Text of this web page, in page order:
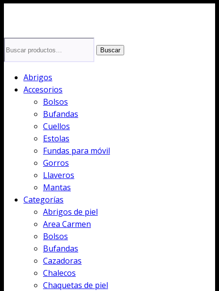
por:
Buscar
Abrigos
Accesorios
Bolsos
Bufandas
Cuellos
Estolas
Fundas para móvil
Gorros
Llaveros
Mantas
Categorías
Abrigos de piel
Area Carmen
Bolsos
Bufandas
Cazadoras
Chalecos
Chaquetas de piel